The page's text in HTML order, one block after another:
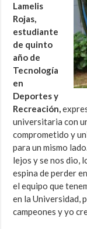
Lamelis
Rojas,
estudiante
de quinto
año de
Tecnología
en
Deportes y
Recreación,
universitaria con
comprometido y
para un mismo
lejos y se nos dio,
espina de perder
el equipo que
en la Universidad,
campeones y yo